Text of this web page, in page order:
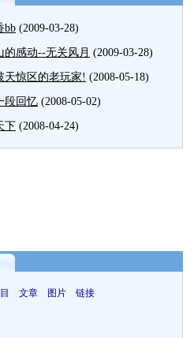
bb (2009-03-28)
的感动--无关风月 (2009-03-28)
天惊区的老玩家! (2008-05-18)
段回忆 (2008-05-02)
下 (2008-04-24)
文章 图片 链接